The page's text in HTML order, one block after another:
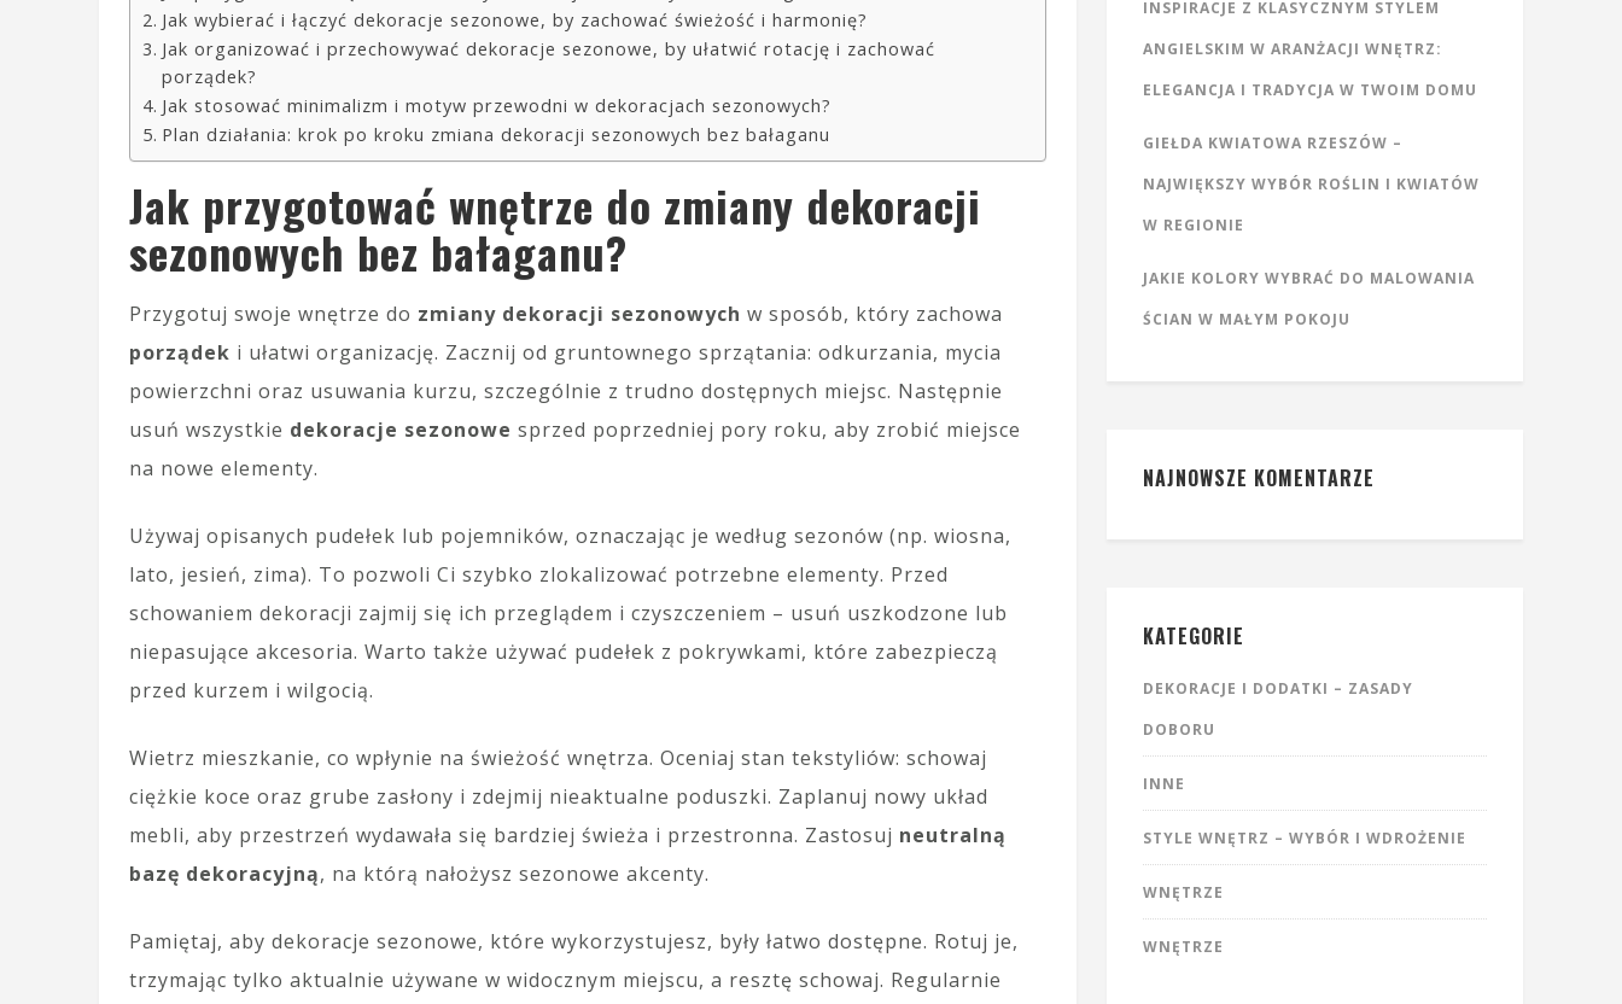
Jak wybierać i łączyć dekoracje sezonowe, by zachować świeżość i harmonię?
Jak organizować i przechowywać dekoracje sezonowe, by ułatwić rotację i zachować
porządek?
Jak stosować minimalizm i motyw przewodni w dekoracjach sezonowych?
Plan działania: krok po kroku zmiana dekoracji sezonowych bez bałaganu
Jak przygotować wnętrze do zmiany dekoracji
sezonowych bez bałaganu?
Przygotuj swoje wnętrze do zmiany dekoracji sezonowych w sposób, który zachowa
porządek i ułatwi organizację. Zacznij od gruntownego sprzątania: odkurzania, mycia
powierzchni oraz usuwania kurzu, szczególnie z trudno dostępnych miejsc. Następnie
usuń wszystkie dekoracje sezonowe sprzed poprzedniej pory roku, aby zrobić miejsce
na nowe elementy.
Używaj opisanych pudełek lub pojemników, oznaczając je według sezonów (np. wiosna,
lato, jesień, zima). To pozwoli Ci szybko zlokalizować potrzebne elementy. Przed
schowaniem dekoracji zajmij się ich przeglądem i czyszczeniem – usuń uszkodzone lub
niepasujące akcesoria. Warto także używać pudełek z pokrywkami, które zabezpieczą
przed kurzem i wilgocią.
Wietrz mieszkanie, co wpłynie na świeżość wnętrza. Oceniaj stan tekstyliów: schowaj
ciężkie koce oraz grube zasłony i zdejmij nieaktualne poduszki. Zaplanuj nowy układ
mebli, aby przestrzeń wydawała się bardziej świeża i przestronna. Zastosuj neutralną
bazę dekoracyjną, na którą nałożysz sezonowe akcenty.
Pamiętaj, aby dekoracje sezonowe, które wykorzystujesz, były łatwo dostępne. Rotuj je,
trzymając tylko aktualnie używane w widocznym miejscu, a resztę schowaj. Regularnie
INSPIRACJE Z KLASYCZNYM STYLEM
ANGIELSKIM W ARANŻACJI WNĘTRZ:
ELEGANCJA I TRADYCJA W TWOIM DOMU
GIEŁDA KWIATOWA RZESZÓW –
NAJWIĘKSZY WYBÓR ROŚLIN I KWIATÓW
W REGIONIE
JAKIE KOLORY WYBRAĆ DO MALOWANIA
ŚCIAN W MAŁYM POKOJU
NAJNOWSZE KOMENTARZE
KATEGORIE
DEKORACJE I DODATKI – ZASADY
DOBORU
INNE
STYLE WNĘTRZ – WYBÓR I WDROŻENIE
WNĘTRZE
WNĘTRZE